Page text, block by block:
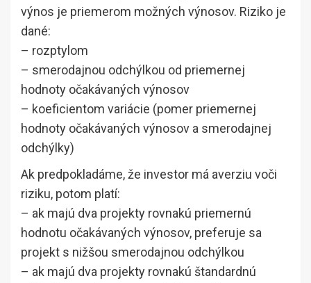
výnos je priemerom možných výnosov. Riziko je
dané:
– rozptylom
– smerodajnou odchýlkou od priemernej
hodnoty očakávaných výnosov
– koeficientom variácie (pomer priemernej
hodnoty očakávaných výnosov a smerodajnej
odchýlky)
Ak predpokladáme, že investor má averziu voči
riziku, potom platí:
– ak majú dva projekty rovnakú priemernú
hodnotu očakávaných výnosov, preferuje sa
projekt s nižšou smerodajnou odchýlkou
– ak majú dva projekty rovnakú štandardnú